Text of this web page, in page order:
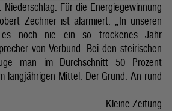
Für die Energiegewinnung
Zechner ist alarmiert. „In unseren
es noch nie ein so trockenes Jahr
von Verbund. Bei den steirischen
man im Durchschnitt 50 Prozent
langjährigen Mittel. Der Grund: An rund
Kleine Zeitung